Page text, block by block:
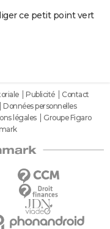
ce petit point vert
Publicité
Contact
Données personnelles
légales
Groupe Figaro